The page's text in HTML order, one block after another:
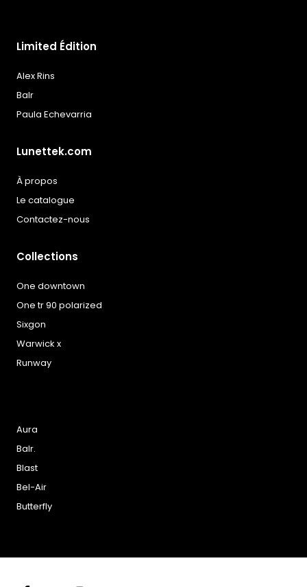
Limited Édition
Alex Rins
Balr
Paula Echevarria
Lunettek.com
À propos
Le catalogue
Contactez-nous
Collections
One downtown
One tr 90 polarized
Sixgon
Warwick x
Runway
Aura
Balr.
Blast
Bel-Air
Butterfly